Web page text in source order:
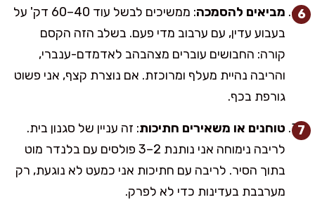
מביאים להסמכה
: ממשיכים לבשל עוד 40–60 דק' על
בעבוע עדין, עם ערבוב מדי פעם. בשלב הזה הקסם
קורה: החבושים עוברים מצהבהב לאדמדם-ענברי,
והריבה נהיית מעלף ומרוכזת. אם נוצרת קצף, אני פשוט
גורפת בכף.
טוחנים או משאירים חתיכות: זה עניין של סגנון בית.
לריבה נימוחה אני נותנת 2–3 פולסים עם בלנדר מוט
בתוך הסיר. לריבה עם חתיכות אני כמעט לא נוגעת, רק
מערבבת בעדינות כדי לא לפרק.